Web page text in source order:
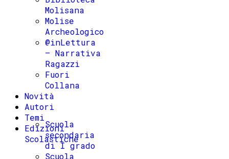
Molisana
Molise
Archeologico
@inLettura
– Narrativa
Ragazzi
Fuori
Collana
Novità
Autori
Temi
Edizioni
Scolastiche
Scuola
secondaria
di I grado
Scuola